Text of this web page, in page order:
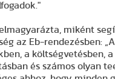
miként
az Eb-rendezésben:
a költségvetésben, a
és számos olyan